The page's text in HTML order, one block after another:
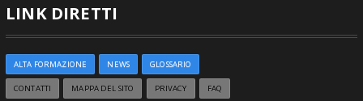
LINK DIRETTI
ALTA FORMAZIONE NEWS GLOSSARIO
CONTATTI MAPPA DEL SITO PRIVACY FAQ